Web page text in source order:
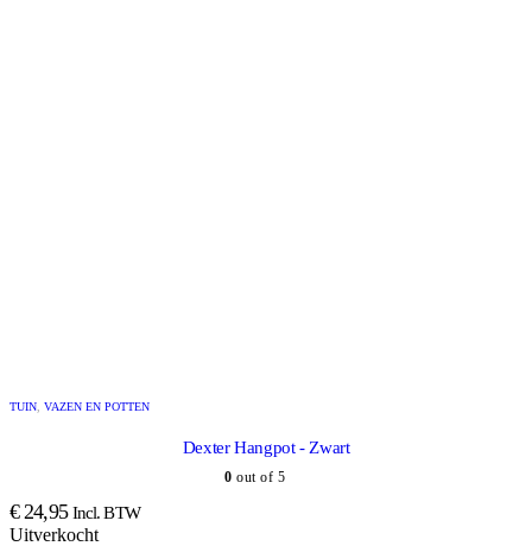
TUIN VAZEN EN POTTEN
Dexter Hangpot - Zwart
0 out of 5
€24,95 Incl. BTW
Uitverkocht